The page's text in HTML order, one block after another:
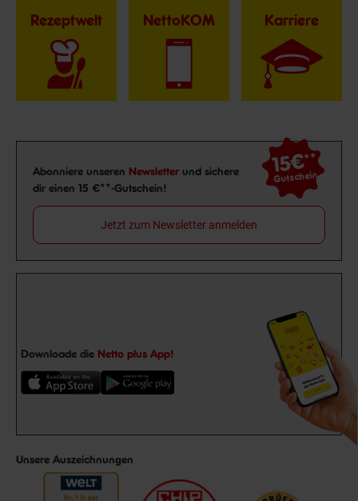
Rezeptwelt NettoKOM Karriere
Newsletter Anmeldung
Abonniere unseren Newsletter und sichere
dir einen 15 €**-Gutschein!
15€**
Gutschein
Jetzt zum Newsletter anmelden
Downloade die Netto plus App!
Unsere Auszeichnungen